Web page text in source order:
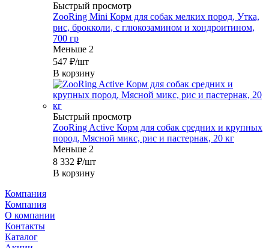
Быстрый просмотр
ZooRing Mini Корм для собак мелких пород, Утка,
рис, брокколи, с глюкозамином и хондроитином,
700 гр
Меньше 2
547 ₽/шт
В корзину
Быстрый просмотр
ZooRing Active Корм для собак средних и крупных
пород, Мясной микс, рис и пастернак, 20 кг
Меньше 2
8 332 ₽/шт
В корзину
Компания
Компания
О компании
Контакты
Каталог